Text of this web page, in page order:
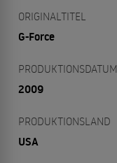
ORIGINALTITEL
G-Force
PRODUKTIONSDATUM
2009
PRODUKTIONSLAND
USA